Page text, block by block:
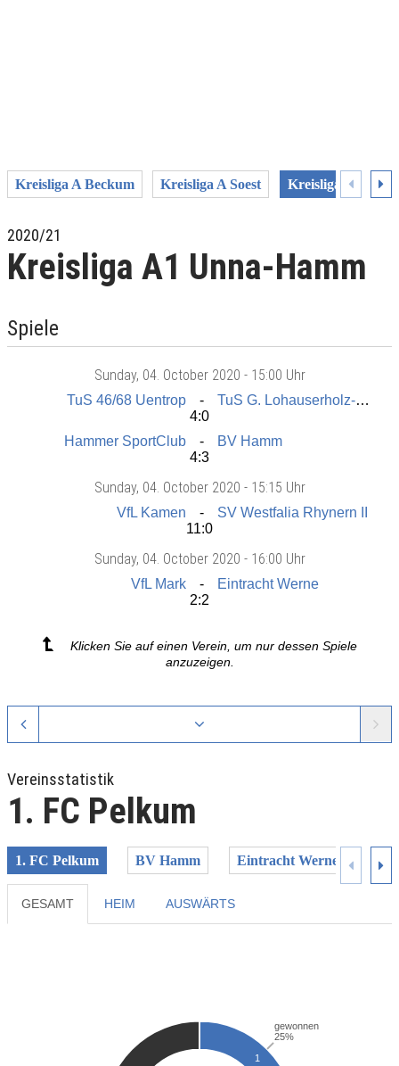
Kreisliga A Beckum Kreisliga A Soest Kreisliga A1
2020/21
Kreisliga A1 Unna-Hamm
Spiele
Sunday, 04. October 2020 - 15:00 Uhr
TuS 46/68 Uentrop
TuS G. Lohauserholz-Daberg II
4:0
Hammer SportClub
BV Hamm
4:3
Sunday, 04. October 2020 - 15:15 Uhr
VfL Kamen
SV Westfalia Rhynern II
11:0
Sunday, 04. October 2020 - 16:00 Uhr
VfL Mark
Eintracht Werne
2:2
Klicken Sie auf einen Verein, um nur dessen Spiele
anzuzeigen.
Vereinsstatistik
1. FC Pelkum
1. FC Pelkum BV Hamm Eintracht Werne
GESAMT HEIM AUSWÄRTS